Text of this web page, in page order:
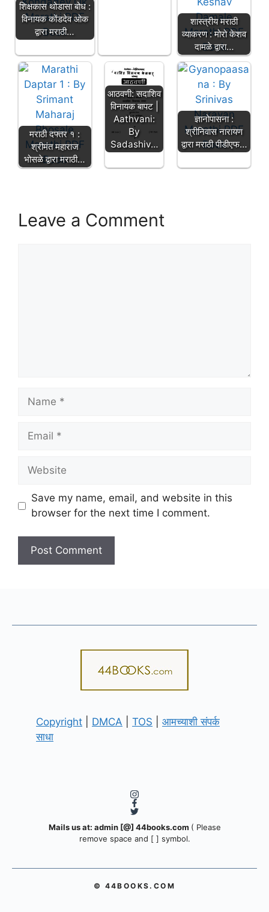
शिक्षकास थोडासा बोध :
विनायक कोंडदेव ओक
द्वारा मराठी…
शास्त्रीय मराठी
व्याकरण : मोरो केशव
दामळे द्वारा…
मराठी दफ्तर १ :
श्रीमंत महाराज
भोसळे द्वारा मराठी…
आठवणी: सदाशिव
विनायक बापट |
Aathvani:
By
Sadashiv…
ज्ञानोपासना :
श्रीनिवास नारायण
द्वारा मराठी पीडीएफ…
Leave a Comment
Name
Email
Website
Save my name, email, and website in this
browser for the next time I comment.
Copyright DMCA TOS
आमच्याशी संपर्क
साधा
Mails us at: admin [@] 44books.com ( Please
remove space and [ ] symbol.
© 44BOOKS.COM